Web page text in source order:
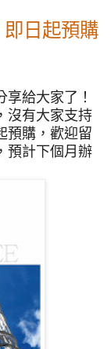
日起預購
享給大家了！
沒有大家支持
預購，歡迎留
預計下個月辦